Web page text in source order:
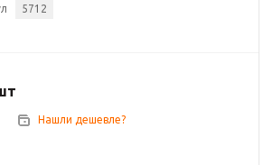
5712
Нашли дешевле?